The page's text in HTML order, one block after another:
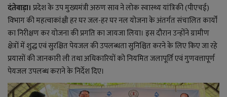
करिअर
वाद विवाद
संपादकीय
धर्म
दंतेवाड़ा। प्रदेश के उप मुख्यमंत्री अरुण साव ने लोक स्वास्थ्य यांत्रिकी (पीएचई)
विभाग की महत्वाकांक्षी हर घर जल-हर घर नल योजना के अंतर्गत संचालित कार्यों
का निरीक्षण कर योजना की प्रगति का जायजा लिया। इस दौरान उन्होंने ग्रामीण
क्षेत्रों में शुद्ध एवं सुरक्षित पेयजल की उपलब्धता सुनिश्चित करने के लिए किए जा रहे
प्रयासों की जानकारी ली तथा अधिकारियों को नियमित जलापूर्ति एवं गुणवत्तापूर्ण
पेयजल उपलब्ध कराने के निर्देश दिए।